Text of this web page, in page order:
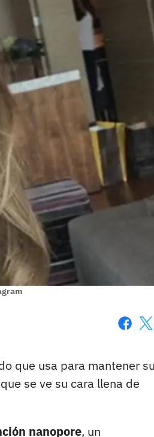
que usa para mantener
se ve su cara llena de
nanopore, un